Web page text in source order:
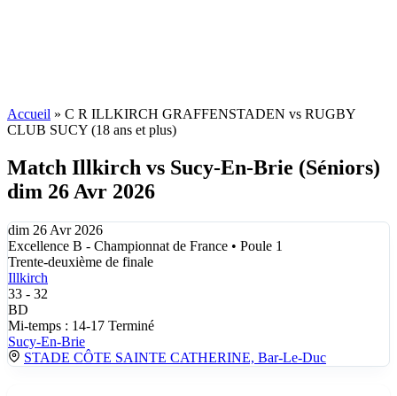
Accueil » C R ILLKIRCH GRAFFENSTADEN vs RUGBY
CLUB SUCY (18 ans et plus)
Match Illkirch vs Sucy-En-Brie (Séniors)
dim 26 Avr 2026
dim 26 Avr 2026
Excellence B - Championnat de France • Poule 1
Trente-deuxième de finale
Illkirch
33 - 32
BD
Mi-temps : 14-17 Terminé
Sucy-En-Brie
STADE CÔTE SAINTE CATHERINE, Bar-Le-Duc